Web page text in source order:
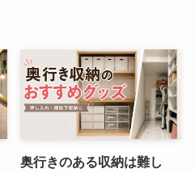
奥行きのある収納は難し